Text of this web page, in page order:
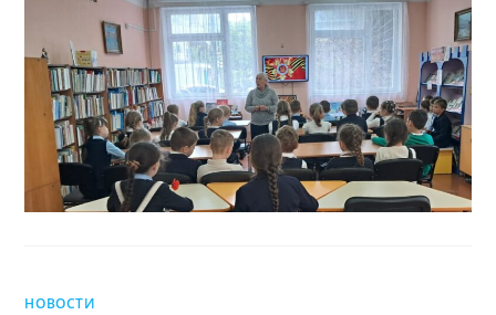
Маресьев
ЗАПИСИ
ТРИ
ПОДВИГА.
АЛЕКСЕЙ
МАРЕСЬЕВ
НОВОСТИ